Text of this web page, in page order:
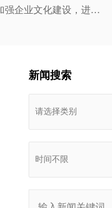
强企业文化建设，进一
新闻搜索